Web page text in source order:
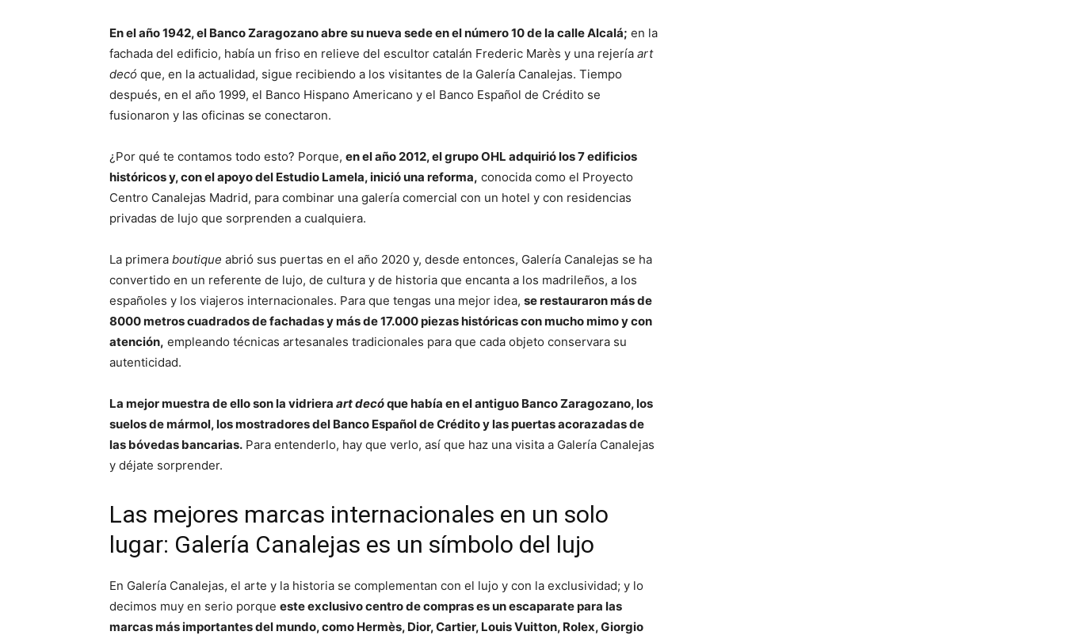
En el año 1942, el Banco Zaragozano abre su nueva sede en el número 10 de la calle Alcalá; en la
fachada del edificio, había un friso en relieve del escultor catalán Frederic Marès y una rejería art
decó que, en la actualidad, sigue recibiendo a los visitantes de la Galería Canalejas. Tiempo
después, en el año 1999, el Banco Hispano Americano y el Banco Español de Crédito se
fusionaron y las oficinas se conectaron.
¿Por qué te contamos todo esto? Porque, en el año 2012, el grupo OHL adquirió los 7 edificios
históricos y, con el apoyo del Estudio Lamela, inició una reforma, conocida como el Proyecto
Centro Canalejas Madrid, para combinar una galería comercial con un hotel y con residencias
privadas de lujo que sorprenden a cualquiera.
La primera boutique abrió sus puertas en el año 2020 y, desde entonces, Galería Canalejas se ha
convertido en un referente de lujo, de cultura y de historia que encanta a los madrileños, a los
españoles y los viajeros internacionales. Para que tengas una mejor idea, se restauraron más de
8000 metros cuadrados de fachadas y más de 17.000 piezas históricas con mucho mimo y con
atención, empleando técnicas artesanales tradicionales para que cada objeto conservara su
autenticidad.
La mejor muestra de ello son la vidriera art decóque había en el antiguo Banco Zaragozano, los
suelos de mármol, los mostradores del Banco Español de Crédito y las puertas acorazadas de
las bóvedas bancarias. Para entenderlo, hay que verlo, así que haz una visita a Galería Canalejas
y déjate sorprender.
Las mejores marcas internacionales en un solo
lugar: Galería Canalejas es un símbolo del lujo
En Galería Canalejas, el arte y la historia se complementan con el lujo y con la exclusividad; y lo
decimos muy en serio porque este exclusivo centro de compras es un escaparate para las
marcas más importantes del mundo, como Hermès, Dior, Cartier, Louis Vuitton, Rolex, Giorgio